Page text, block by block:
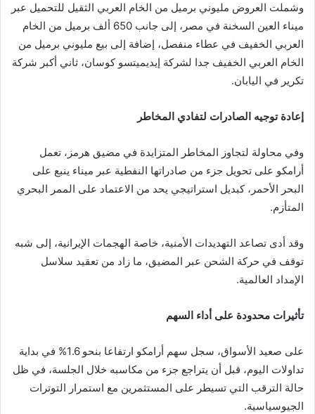
وشملت العروض مليوني برميل من الخام العربي الثقيل للتحميل عبر
ميناء العين السخنة في مصر، إلى جانب 650 ألف برميل من الخام
العربي الخفيف في عطاء منفصل، إضافة إلى بيع مليوني برميل من
الخام العربي الخفيف جدا لشركة إيديميتسو كوسان، ثاني أكبر شركة
تكرير في اليابان.
إعادة توجيه الصادرات لتفادي المخاطر
وفي محاولة لتجاوز المخاطر المتزايدة في مضيق هرمز، تعمل
أرامكو على تحويل جزء من صادراتها النفطية عبر ميناء ينبع على
البحر الأحمر، كبديل استراتيجي يحد من الاعتماد على الممر البحري
المتأزم.
وقد أدى تصاعد التهديدات الأمنية، خاصة الهجمات الإيرانية، إلى شبه
توقف في حركة الشحن عبر المضيق، ما زاد من تعقيد سلاسل
الإمداد العالمية.
تأثيرات محدودة على أداء السهم
على صعيد الأسواق، سجل سهم أرامكو ارتفاعا بنحو 1.6% في بداية
تداولات اليوم، قبل أن يتراجع جزء من مكاسبه خلال الجلسة، في ظل
حالة الترقب التي تسيطر على المستثمرين مع استمرار التوترات
الجيوسياسية.